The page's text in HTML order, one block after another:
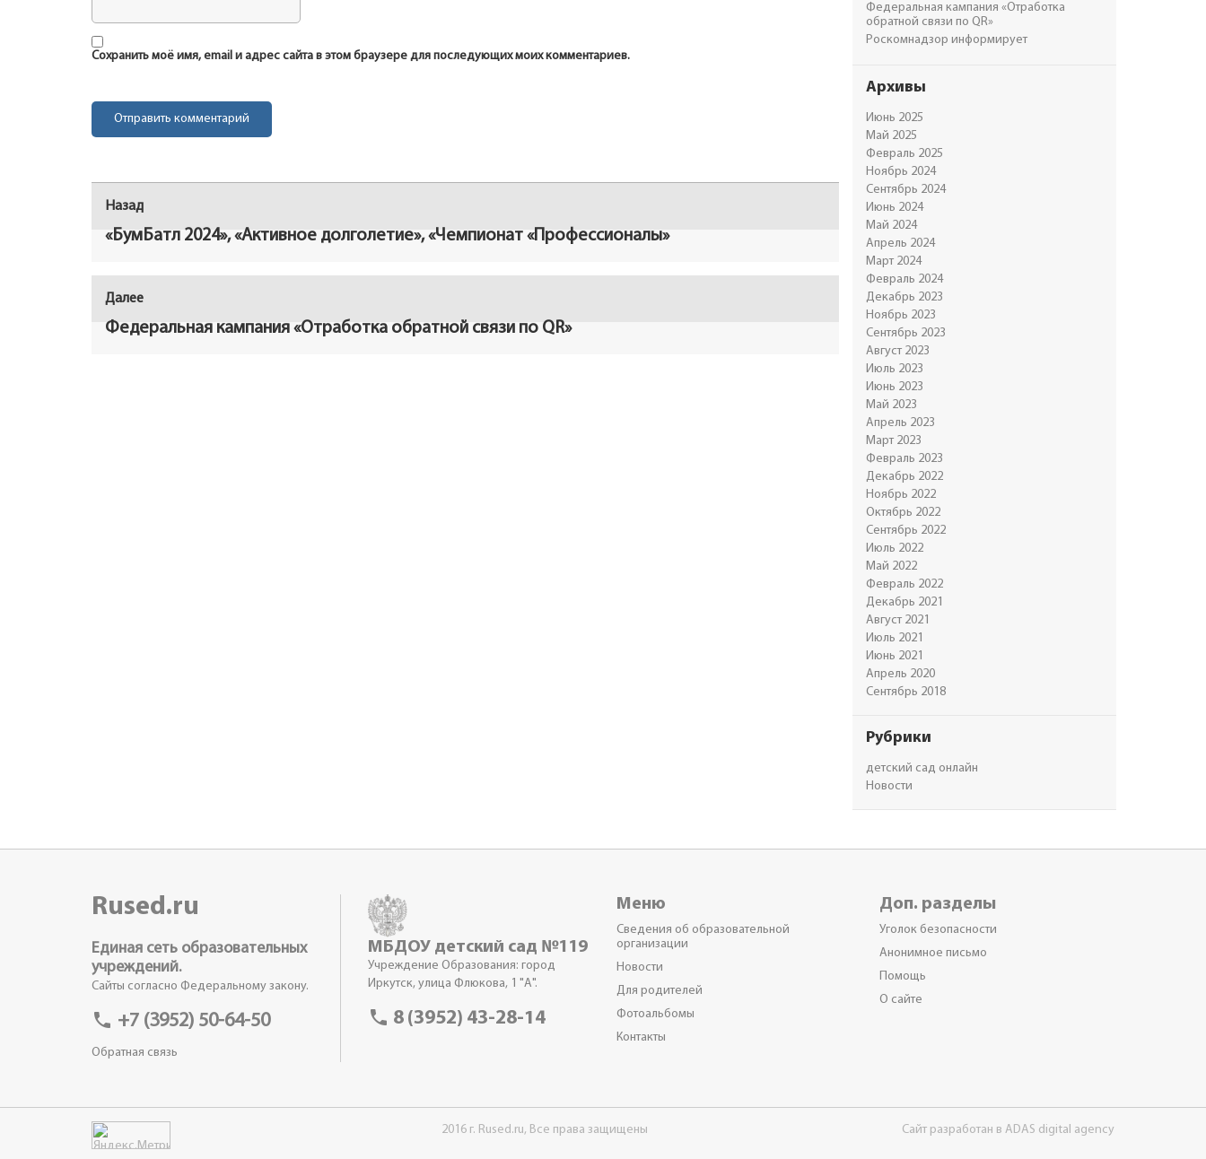
Сохранить моё имя, email и адрес сайта в этом браузере для последующих моих комментариев.
Навигация
по
записям
Назад
запись:
«БумБатл 2024», «Активное долголетие», «Чемпионат «Профессионалы»
Далее
Федеральная кампания «Отработка обратной связи по QR»
Федеральная кампания «Отработка
обратной связи по QR»
Роскомнадзор информирует
Архивы
Июнь 2025
Май 2025
Февраль 2025
Ноябрь 2024
Сентябрь 2024
Июнь 2024
Май 2024
Апрель 2024
Март 2024
Февраль 2024
Декабрь 2023
Ноябрь 2023
Сентябрь 2023
Август 2023
Июль 2023
Июнь 2023
Май 2023
Апрель 2023
Март 2023
Февраль 2023
Декабрь 2022
Ноябрь 2022
Октябрь 2022
Сентябрь 2022
Июль 2022
Май 2022
Февраль 2022
Декабрь 2021
Август 2021
Июль 2021
Июнь 2021
Апрель 2020
Сентябрь 2018
Рубрики
детский сад онлайн
Новости
Rused.ru
Единая сеть образовательных
учреждений.
Сайты согласно Федеральному закону.
phone +7 (3952) 50-64-50
Обратная связь
МБДОУ детский сад №119
Учреждение Образования: город
Иркутск, улица Флюкова, 1 "А".
phone 8 (3952) 43-28-14
Меню
Сведения об образовательной
организации
Новости
Для родителей
Фотоальбомы
Контакты
Доп. разделы
Уголок безопасности
Анонимное письмо
Помощь
О сайте
2016 г. Rused.ru, Все права защищены Сайт разработан в ADAS digital agency